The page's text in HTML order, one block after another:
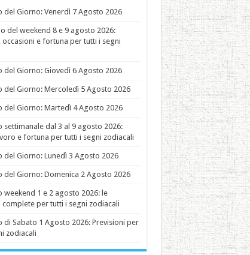
del Giorno: Venerdì 7 Agosto 2026
del weekend 8 e 9 agosto 2026:
occasioni e fortuna per tutti i segni
del Giorno: Giovedì 6 Agosto 2026
del Giorno: Mercoledì 5 Agosto 2026
del Giorno: Martedì 4 Agosto 2026
settimanale dal 3 al 9 agosto 2026:
e fortuna per tutti i segni zodiacali
del Giorno: Lunedì 3 Agosto 2026
del Giorno: Domenica 2 Agosto 2026
weekend 1 e 2 agosto 2026: le
complete per tutti i segni zodiacali
di Sabato 1 Agosto 2026: Previsioni per
zodiacali